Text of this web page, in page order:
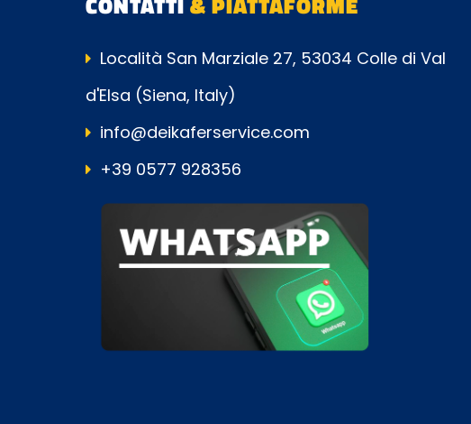
Località San Marziale 27, 53034 Colle di Val
d'Elsa (Siena, Italy)
info@deikaferservice.com
+39 0577 928356